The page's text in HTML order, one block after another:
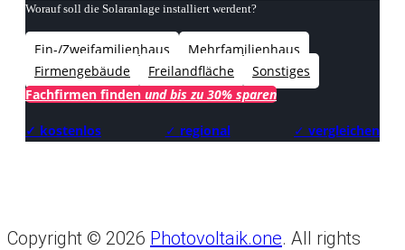
Worauf soll die Solaranlage installiert werdent?
Ein-/Zweifamilienhaus
Mehrfamilienhaus
Firmengebäude
Freilandfläche
Sonstiges
Fachfirmen finden und bis zu 30% sparen
✓ kostenlos ✓ regional ✓ vergleichen
Copyright © 2026 Photovoltaik.one. All rights